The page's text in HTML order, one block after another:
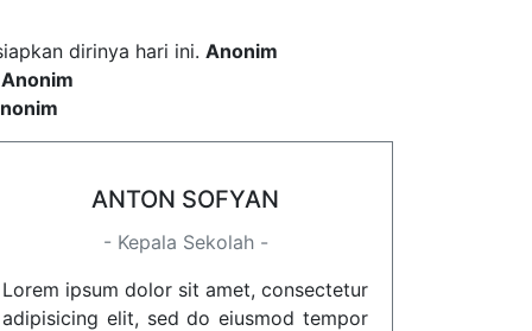
dirinya hari ini. Anonim
Anonim
ANTON SOFYAN
- Kepala Sekolah -
Lorem ipsum dolor sit amet, consectetur
adipisicing elit, sed do eiusmod tempor